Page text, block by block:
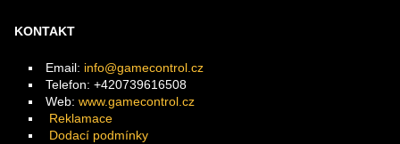
KONTAKT
Email: info@gamecontrol.cz
Telefon: +420739616508
Web: www.gamecontrol.cz
Reklamace
Dodací podmínky